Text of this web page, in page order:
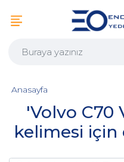
'Volvo C70
kelimesi için
Anasayfa